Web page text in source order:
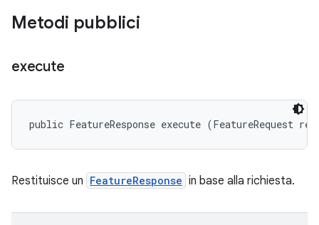
Metodi pubblici
execute
public FeatureResponse execute (FeatureRequest
Restituisce un FeatureResponse in base alla richiesta.